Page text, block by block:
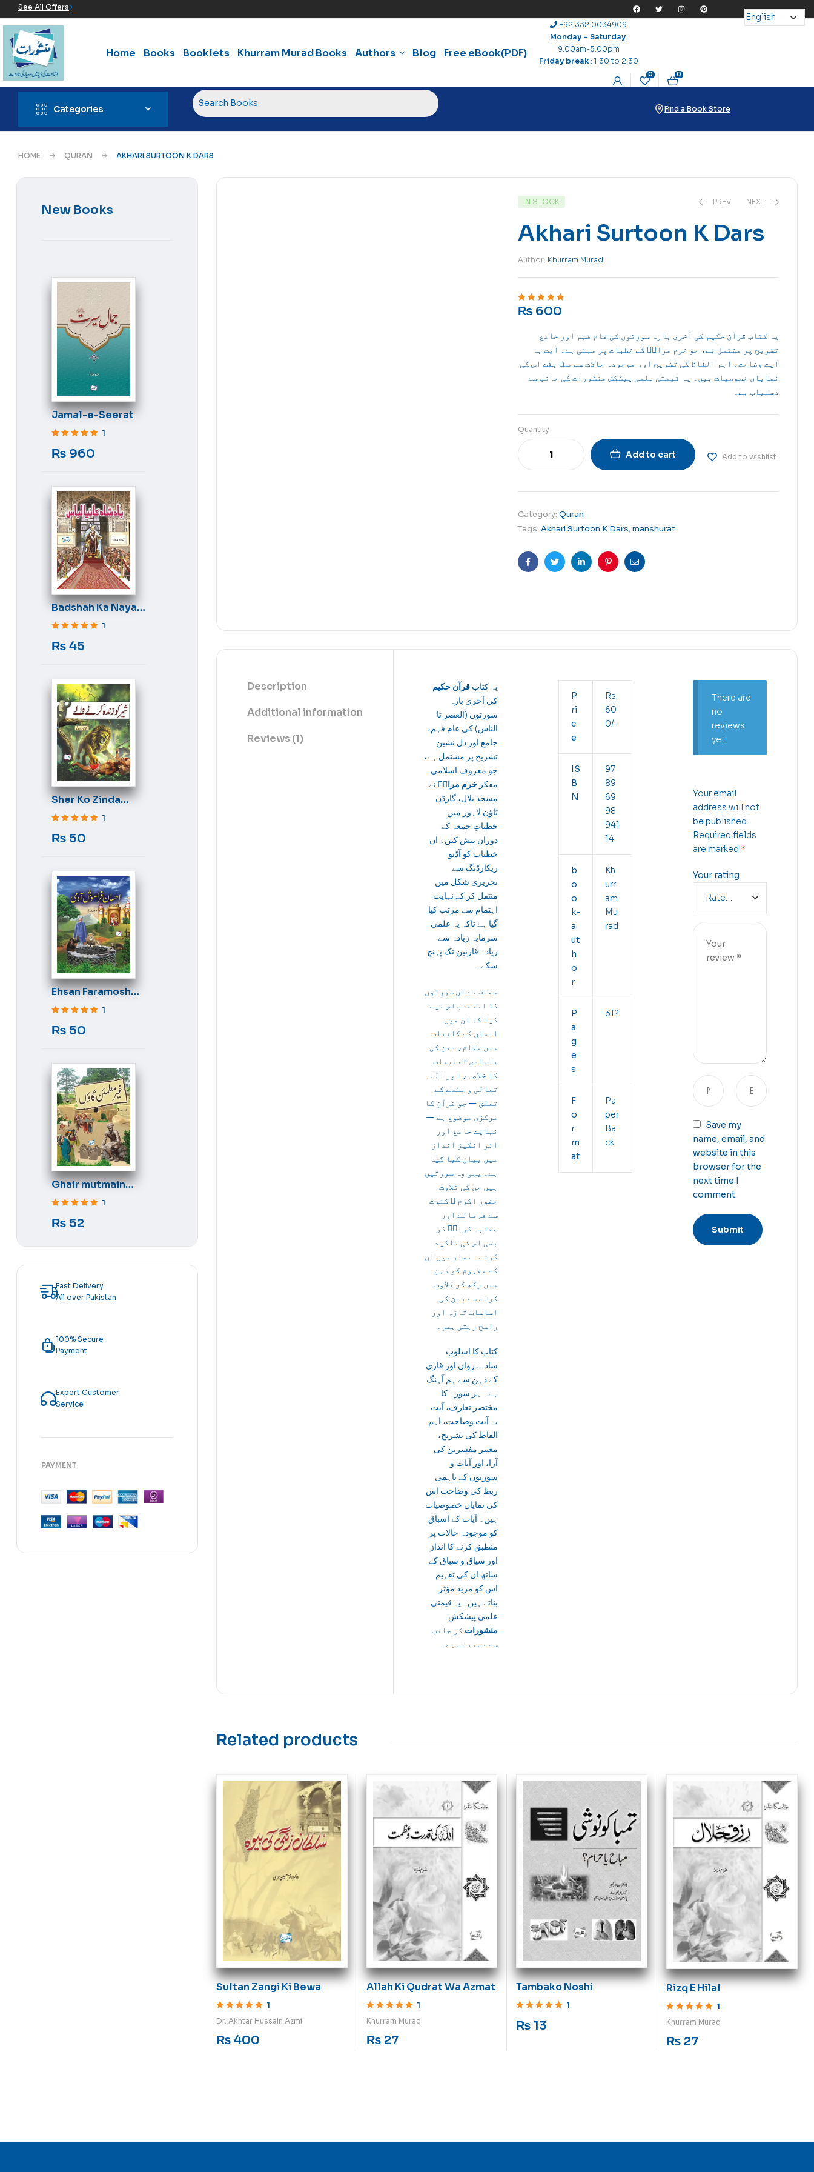
See All Offers
Home Books Booklets Khurram Murad Books Authors Blog Free eBook(PDF)
+92 332 0034909
Monday – Saturday:
9:00am-5:00pm
Friday break: 1:30 to 2:30
0 0
Categories Find a Book Store
HOME QURAN AKHARI SURTOON K DARS
IN STOCK PREV NEXT
Akhari Surtoon K Dars
Author: Khurram Murad
Rated 5out of 5
₨ 600
یہ کتاب قرآن حکیم کی آخری بارہ سورتوں کی عام فہم اور جامع
تشریح پر مشتمل ہے، جو خرم مرادؒ کے خطبات پر مبنی ہے۔ آیت بہ
آیت وضاحت، اہم الفاظ کی تشریح اور موجودہ حالات سے مطابقت اس کی
نمایاں خصوصیات ہیں۔ یہ قیمتی علمی پیشکش منشورات کی جانب سے
دستیاب ہے۔
Quantity
Add to cart Add to wishlist
Category: Quran
Tags: Akhari Surtoon K Dars,manshurat
FacebookTwitterLinkedinPinterest
Email
Description
Additional information
Reviews (1)
یہ کتاب قرآن حکیم
کی آخری بارہ
سورتوں (العصر تا
الناس) کی عام فہم،
جامع اور دل نشین
تشریح پر مشتمل ہے،
جو معروف اسلامی
مفکر خرم مرادؒ نے
مسجد بلال، گارڈن
ٹاؤن لاہور میں
خطباتِ جمعہ کے
دوران پیش کیں۔ ان
خطبات کو آڈیو
ریکارڈنگ سے
تحریری شکل میں
منتقل کر کے نہایت
اہتمام سے مرتب کیا
گیا ہے تاکہ یہ علمی
سرمایہ زیادہ سے
زیادہ قارئین تک پہنچ
سکے۔
مصنف نے ان سورتوں
کا انتخاب اس لیے
کیا کہ ان میں
انسان کے کائنات
میں مقام، دین کی
بنیادی تعلیمات
کا خلاصہ، اور اللہ
تعالیٰ و بندے کے
تعلق — جو قرآن کا
مرکزی موضوع ہے —
نہایت جامع اور
اثر انگیز انداز
میں بیان کیا گیا
ہے۔ یہی وہ سورتیں
ہیں جن کی تلاوت
حضور اکرم ﷺ کثرت
سے فرماتے اور
صحابہ کرامؓ کو
بھی اس کی تاکید
کرتے۔ نماز میں ان
کے مفہوم کو ذہن
میں رکھ کر تلاوت
کرنے سے دین کی
اساسات تازہ اور
راسخ رہتی ہیں۔
کتاب کا اسلوب
سادہ، رواں اور قاری
کے ذہن سے ہم آہنگ
ہے۔ ہر سورہ کا
مختصر تعارف، آیت
بہ آیت وضاحت، اہم
الفاظ کی تشریح،
معتبر مفسرین کی
آرا، اور آیات و
سورتوں کے باہمی
ربط کی وضاحت اس
کی نمایاں خصوصیات
ہیں۔ آیات کے اسباق
کو موجودہ حالات پر
منطبق کرنے کا انداز
اور سیاق و سباق کے
ساتھ ان کی تفہیم
اس کو مزید مؤثر
بناتے ہیں۔ یہ قیمتی
علمی پیشکش
منشورات کی جانب
سے دستیاب ہے۔
P
ri
c
e
Rs.
60
0/-
IS
B
N
97
89
69
98
941
14
b
o
o
k-
a
ut
h
o
r
Kh
urr
am
Mu
rad
P
a
g
e
s
312
F
o
r
m
at
Pa
per
Ba
ck
There are
no
reviews
yet.
Your email
address will not
be published.
Required fields
are marked *
Your rating
Save my
name, email, and
website in this
browser for the
next time I
comment.
Related products
Sultan Zangi Ki Bewa
1
Dr. Akhtar Hussain Azmi
₨ 400
Allah Ki Qudrat Wa Azmat
1
Khurram Murad
₨ 27
Tambako Noshi
1
₨ 13
Rizq E Hilal
1
Khurram Murad
₨ 27
New Books
Jamal-e-Seerat
1
₨ 960
Badshah Ka Naya
Libas
1
₨ 45
Sher Ko Zinda
Karne Wale1
₨ 50
Ehsan Faramosh
Aadmi
1
₨ 50
Ghair mutmain
gaon
1
₨ 52
Fast Delivery
All over Pakistan
100% Secure
Payment
Expert Customer
Service
PAYMENT